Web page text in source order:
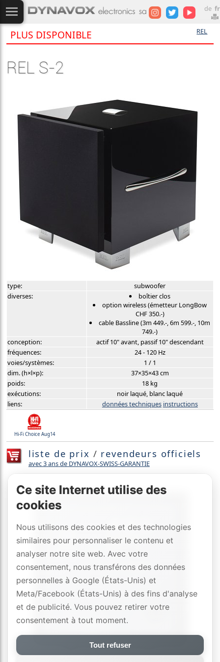
de fr
REL
PLUS DISPONIBLE
REL S-2
type:
subwoofer
diverses:
boîtier clos
option wireless (émetteur LongBow
CHF 350.-)
cable Bassline (3m 449.-, 6m 599.-, 10m
749.-)
conception:
actif 10" avant, passif 10" descendant
fréquences:
24 - 120 Hz
voies/systèmes:
1 / 1
dim. (h×l×p):
37×35×43 cm
poids:
18 kg
exécutions:
noir laqué, blanc laqué
liens:
données techniques instructions
Hi-Fi Choice Aug14
liste de prix / revendeurs officiels
avec 3 ans de DYNAVOX-SWISS-GARANTIE
Ce site Internet utilise des
cookies
Nous utilisons des cookies et des technologies
similaires pour personnaliser le contenu et
analyser notre site web. Avec votre
consentement, nous transférons des données
personnelles à Google (États-Unis) et
Meta/Facebook (États-Unis) à des fins d'analyse
et de publicité. Vous pouvez retirer votre
consentement à tout moment.
Tout refuser